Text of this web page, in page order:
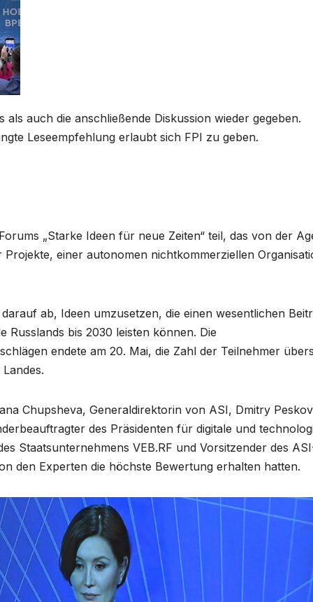
auch die anschließende Diskussion wieder gegeben.
Leseempfehlung erlaubt sich FPI zu geben.
„Starke Ideen für neue Zeiten“ teil, das von der
einer autonomen nichtkommerziellen
ab, Ideen umzusetzen, die einen wesentlichen
bis 2030 leisten können. Die
endete am 20. Mai, die Zahl der Teilnehmer
Chupsheva, Generaldirektorin von ASI, Dmitry
des Präsidenten für digitale und
Staatsunternehmens VEB.RF und Vorsitzender des
den Experten die höchste Bewertung erhalten hatten.